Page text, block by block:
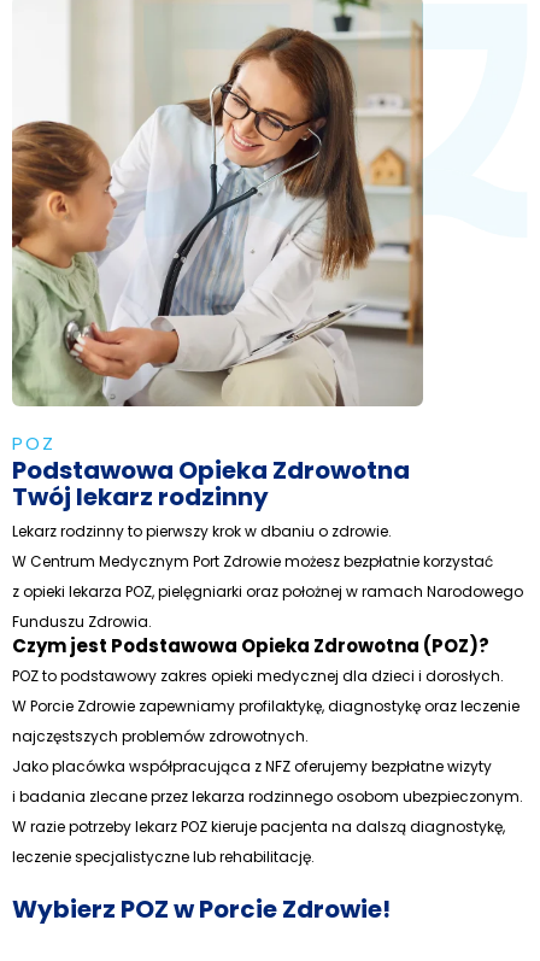
POZ
Podstawowa Opieka Zdrowotna
Twój lekarz rodzinny
Lekarz rodzinny to pierwszy krok w dbaniu o zdrowie.
W Centrum Medycznym Port Zdrowie możesz bezpłatnie korzystać
z opieki lekarza POZ, pielęgniarki oraz położnej w ramach Narodowego
Funduszu Zdrowia.
Czym jest Podstawowa Opieka Zdrowotna (POZ)?
POZ to podstawowy zakres opieki medycznej dla dzieci i dorosłych.
W Porcie Zdrowie zapewniamy profilaktykę, diagnostykę oraz leczenie
najczęstszych problemów zdrowotnych.
Jako placówka współpracująca z NFZ oferujemy bezpłatne wizyty
i badania zlecane przez lekarza rodzinnego osobom ubezpieczonym.
W razie potrzeby lekarz POZ kieruje pacjenta na dalszą diagnostykę,
leczenie specjalistyczne lub rehabilitację.
Wybierz POZ w Porcie Zdrowie!